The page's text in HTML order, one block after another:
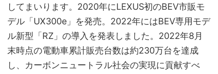
してまいります。2020年にLEXUS初のBEV市販モ
デル「UX300e」を発売。2022年にはBEV専用モデ
ル新型「RZ」の導入を発表しました。2022年8月
末時点の電動車累計販売台数は約230万台を達成
し、カーボンニュートラル社会の実現に貢献すべ